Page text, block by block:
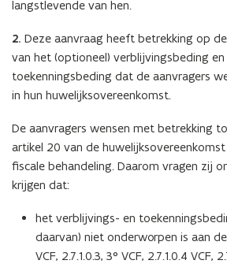
langstlevende van hen.
2. Deze aanvraag heeft betrekking op
van het (optioneel) verblijvingsbeding
toekenningsbeding dat de aanvragers
in hun huwelijksovereenkomst.
De aanvragers wensen met betrekking
artikel 20 van de
fiscale behandeling. Daarom vragen zij
krijgen dat:
het verblijvings- en
daarvan) niet onderworpen is aan de
VCF, 2.7.1.0.3, 3° VCF, 2.7.1.0.4 VCF,